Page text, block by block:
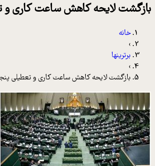
بازگشت لایحه کاهش ساعت کاری و
خانه
›
برترینها
›
بازگشت لایحه کاهش ساعت کاری و تعطیلی